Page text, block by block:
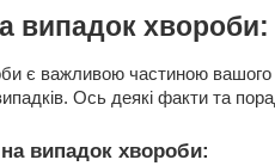
хвороби:
є важливою частиною вашого
Ось деякі факти та
випадок хвороби: